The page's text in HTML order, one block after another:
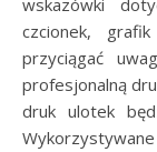
wskazówki
czcionek,
przyciągać
profesjonalną
druk ulotek